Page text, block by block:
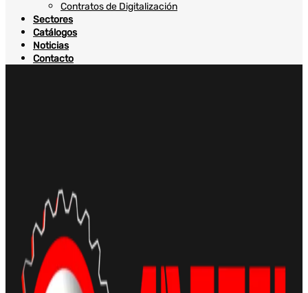
Contratos de Digitalización
Sectores
Catálogos
Noticias
Contacto